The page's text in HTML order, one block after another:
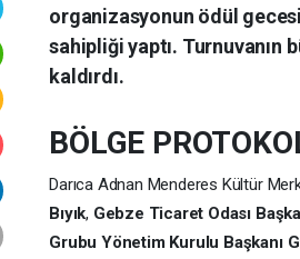
organizasyonun ödül
sahipliği yaptı. Turnuvanın
kaldırdı.
BÖLGE
Darıca Adnan Menderes Kültür
Bıyık, Gebze Ticaret Odası
Grubu Yönetim Kurulu Başkanı